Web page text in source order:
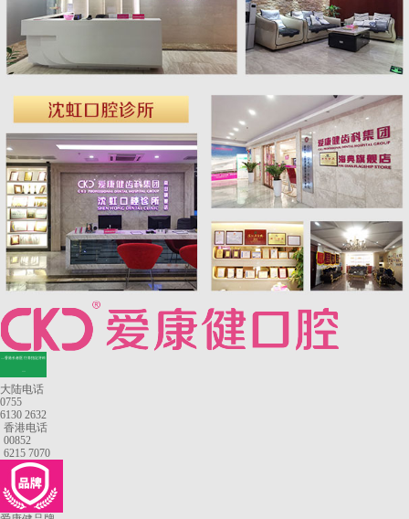
—香港长者医疗券指定牙科
—
大陆电话
0755
6130 2632
香港电话
00852
6215 7070